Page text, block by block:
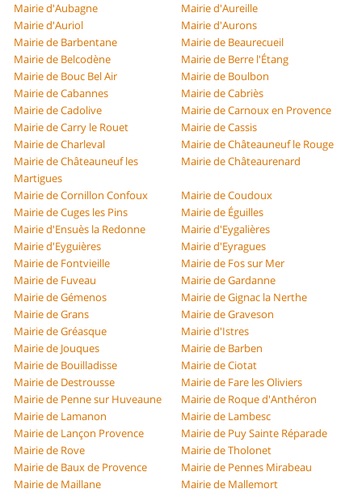
Mairie d'Aubagne
Mairie d'Aureille
Mairie d'Auriol
Mairie d'Aurons
Mairie de Barbentane
Mairie de Beaurecueil
Mairie de Belcodène
Mairie de Berre l'Étang
Mairie de Bouc Bel Air
Mairie de Boulbon
Mairie de Cabannes
Mairie de Cabriès
Mairie de Cadolive
Mairie de Carnoux en Provence
Mairie de Carry le Rouet
Mairie de Cassis
Mairie de Charleval
Mairie de Châteauneuf le Rouge
Mairie de Châteauneuf les
Martigues
Mairie de Châteaurenard
Mairie de Cornillon Confoux
Mairie de Coudoux
Mairie de Cuges les Pins
Mairie de Éguilles
Mairie d'Ensuès la Redonne
Mairie d'Eygalières
Mairie d'Eyguières
Mairie d'Eyragues
Mairie de Fontvieille
Mairie de Fos sur Mer
Mairie de Fuveau
Mairie de Gardanne
Mairie de Gémenos
Mairie de Gignac la Nerthe
Mairie de Grans
Mairie de Graveson
Mairie de Gréasque
Mairie d'Istres
Mairie de Jouques
Mairie de Barben
Mairie de Bouilladisse
Mairie de Ciotat
Mairie de Destrousse
Mairie de Fare les Oliviers
Mairie de Penne sur Huveaune
Mairie de Roque d'Anthéron
Mairie de Lamanon
Mairie de Lambesc
Mairie de Lançon Provence
Mairie de Puy Sainte Réparade
Mairie de Rove
Mairie de Tholonet
Mairie de Baux de Provence
Mairie de Pennes Mirabeau
Mairie de Maillane
Mairie de Mallemort